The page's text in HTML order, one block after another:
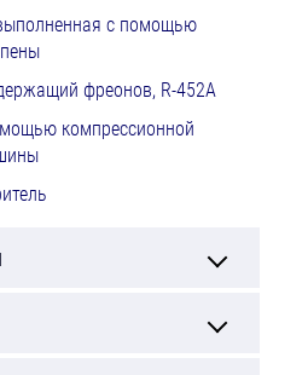
с помощью
фреонов, R-452A
компрессионной